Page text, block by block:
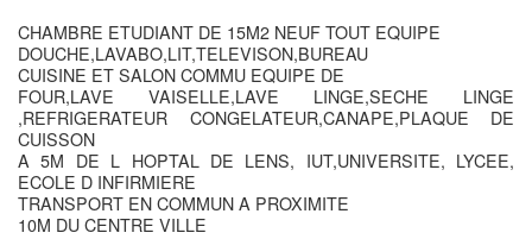
CHAMBRE ETUDIANT DE 15M2 NEUF TOUT EQUIPE
DOUCHE,LAVABO,LIT,TELEVISON,BUREAU
CUISINE ET SALON COMMU EQUIPE DE
FOUR,LAVE VAISELLE,LAVE LINGE,SECHE LINGE
,REFRIGERATEUR CONGELATEUR,CANAPE,PLAQUE DE
CUISSON
A 5M DE L HOPTAL DE LENS, IUT,UNIVERSITE, LYCEE,
ECOLE D INFIRMIERE
TRANSPORT EN COMMUN A PROXIMITE
10M DU CENTRE VILLE